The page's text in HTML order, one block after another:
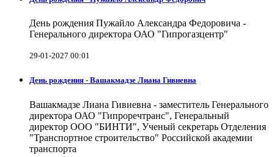
День рождения Пужайло Александра Федоровича -
Генерального директора ОАО "Гипрогазцентр"
29-01-2027 00:01
День рождения - Вашакмадзе Лиана Гивиевна
Вашакмадзе Лиана Гивиевна - заместитель Генерального
директора ОАО "Гипроречтранс", Генеральный
директор ООО "БИНТИ", Ученый секретарь Отделения
"Транспортное строительство" Российской академии
транспорта